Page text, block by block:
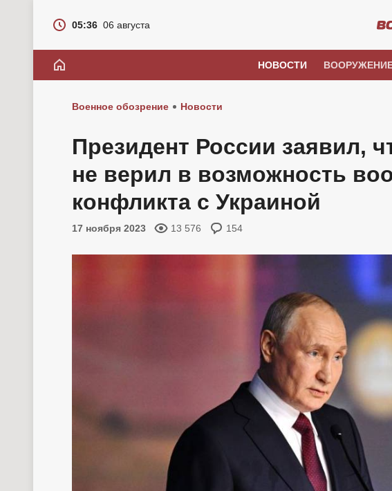
05:36 06 августа
НОВОСТИ
Военное обозрение Новости
Президент России заявил,
не верил в возможность
конфликта с Украиной
17 ноября 2023 13 576 154